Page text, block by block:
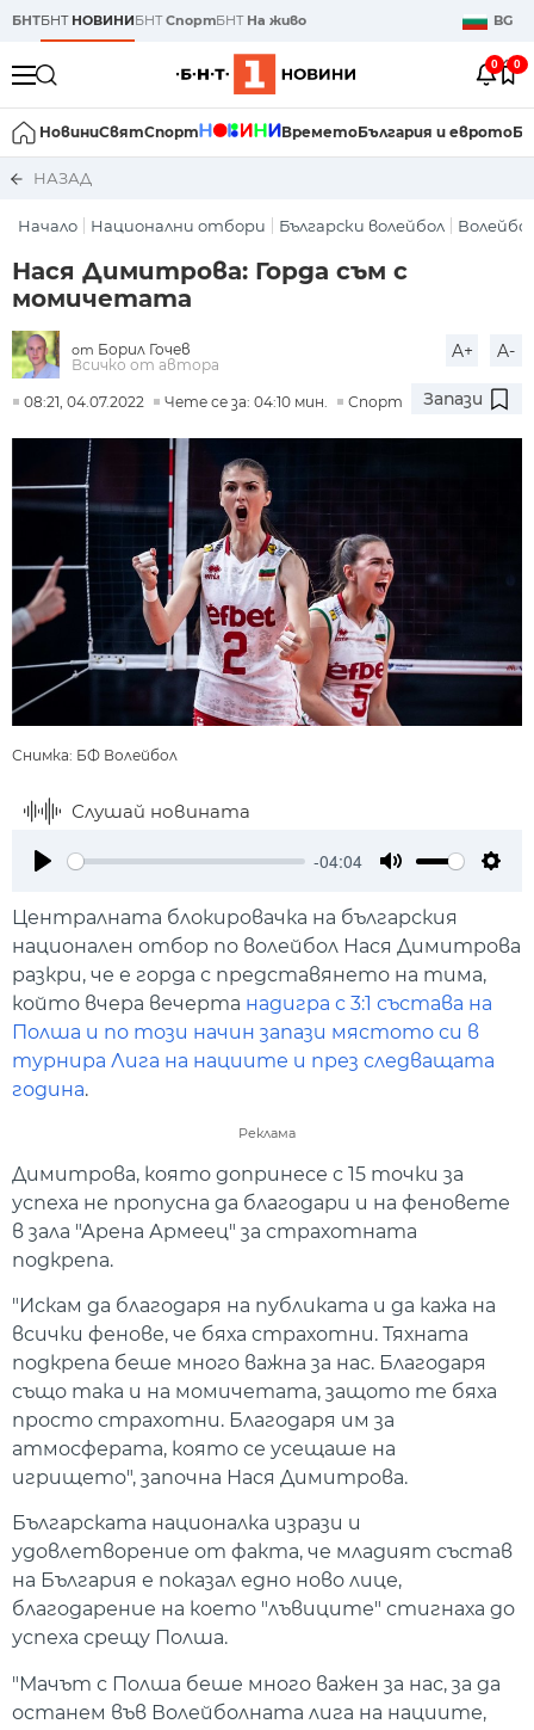
БНТБНТ НОВИНИБНТСпортБНТ На живо BG
0 0
НовиниСвятСпорт ВреметоБългария и еврото
НАЗАД
Начало Национални отбори Български волейбол
Нася Димитрова: Горда съм с
момичетата
от Борил Гочев
Всичко от автора
A+ A-
08:21, 04.07.2022 Чете се за: 04:10 мин. Спорт Запази
Снимка: БФ Волейбол
Слушай новината
-04:04
Централната блокировачка на българския
национален отбор по волейбол Нася Димитрова
разкри, че е горда с представянето на тима,
който вчера вечерта надигра с 3:1 състава на
Полша и по този начин запази мястото си в
турнира Лига на нациите и през следващата
година.
Реклама
Димитрова, която допринесе с 15 точки за
успеха не пропусна да благодари и на феновете
в зала "Арена Армеец" за страхотната
подкрепа.
"Искам да благодаря на публиката и да кажа на
всички фенове, че бяха страхотни. Тяхната
подкрепа беше много важна за нас. Благодаря
също така и на момичетата, защото те бяха
просто страхотни. Благодаря им за
атмосферата, която се усещаше на
игрището", започна Нася Димитрова.
Българската националка изрази и
удовлетворение от факта, че младият състав
на България е показал едно ново лице,
благодарение на което "лъвиците" стигнаха до
успеха срещу Полша.
"Мачът с Полша беше много важен за нас, за да
останем във Волейболната лига на нациите,